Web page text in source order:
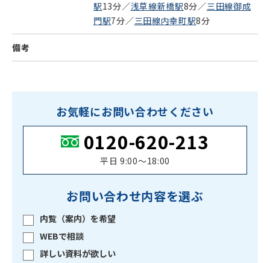
駅13分／浅草線新橋駅8分／三田線御成
門駅7分／三田線内幸町駅8分
備考
お気軽にお問い合わせください
0120-620-213
平日 9:00〜18:00
お問い合わせ内容を選ぶ
内覧（案内）を希望
WEBで相談
詳しい資料が欲しい